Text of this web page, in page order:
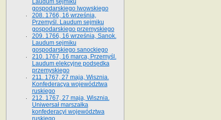
Laudum sejmiku
gospodarskiego lwowskiego
208. 1766, 16 września,
Przemyśl. Laudum sejmiku
gospodarskiego przemyskiego
209. 1766, 16 września, Sanok.
Laudum sejmiku
gospodarskiego sanockiego
210. 1767, 16 marca, Przemyśl.
Laudum elekcyjne podsędka
przemyskiego
211. 1767, 27 maja, Wisznia.
Konfederacya województwa
ruskiego
212. 1767, 27 maja, Wisznia.
Uniwersał marszałka
konfederacyi województwa
ruskiego